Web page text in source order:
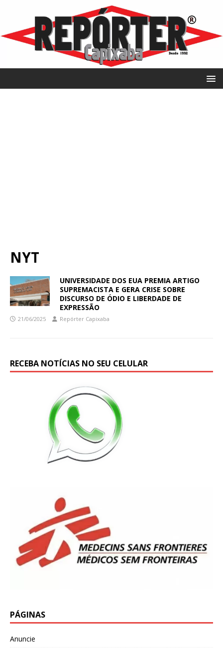
NYT
UNIVERSIDADE DOS EUA PREMIA ARTIGO
SUPREMACISTA E GERA CRISE SOBRE
DISCURSO DE ÓDIO E LIBERDADE DE
EXPRESSÃO
21/06/2025 Repórter Capixaba
RECEBA NOTÍCIAS NO SEU CELULAR
PÁGINAS
Anuncie